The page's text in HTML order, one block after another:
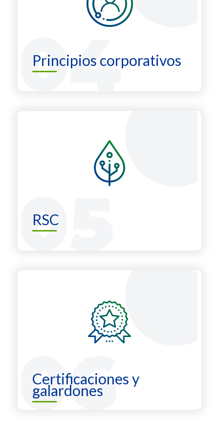
Principios corporativos
RSC
Certificaciones y
galardones